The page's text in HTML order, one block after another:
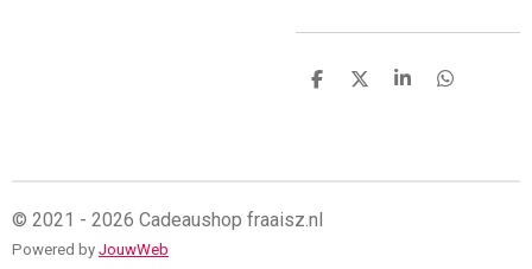
D
D
S
D
© 2021 - 2026 Cadeaushop fraaisz.nl
Powered by JouwWeb